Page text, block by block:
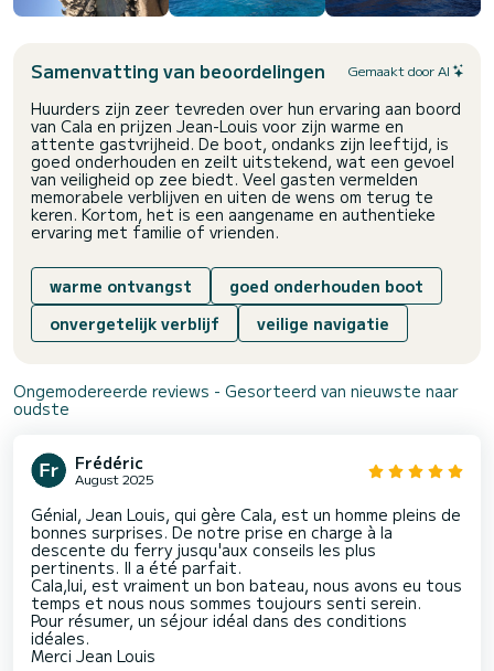
Samenvatting van beoordelingen Gemaakt door AI
Huurders zijn zeer tevreden over hun ervaring aan boord
van Cala en prijzen Jean-Louis voor zijn warme en
attente gastvrijheid. De boot, ondanks zijn leeftijd, is
goed onderhouden en zeilt uitstekend, wat een gevoel
van veiligheid op zee biedt. Veel gasten vermelden
memorabele verblijven en uiten de wens om terug te
keren. Kortom, het is een aangename en authentieke
ervaring met familie of vrienden.
warme ontvangst
goed onderhouden boot
onvergetelijk verblijf
veilige navigatie
Ongemodereerde reviews - Gesorteerd van nieuwste naar
oudste
Frédéric
August 2025
Génial, Jean Louis, qui gère Cala, est un homme pleins de
bonnes surprises. De notre prise en charge à la
descente du ferry jusqu'aux conseils les plus
pertinents. Il a été parfait.
Cala,lui, est vraiment un bon bateau, nous avons eu tous
temps et nous nous sommes toujours senti serein.
Pour résumer, un séjour idéal dans des conditions
idéales.
Merci Jean Louis